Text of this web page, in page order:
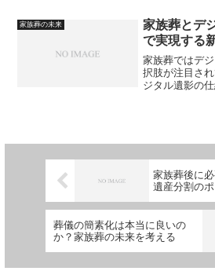
家族葬の未来
家族葬とデ
で実現する
家族葬ではデ
択肢が注目さ
ジタル遺影の
家族葬後に
遺産分割のポ
葬儀の簡素化は本当に良いの
か？家族葬の未来を考える